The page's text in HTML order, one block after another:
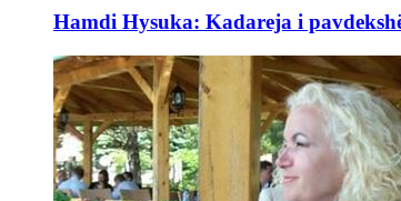
Hamdi Hysuka: Kadareja i